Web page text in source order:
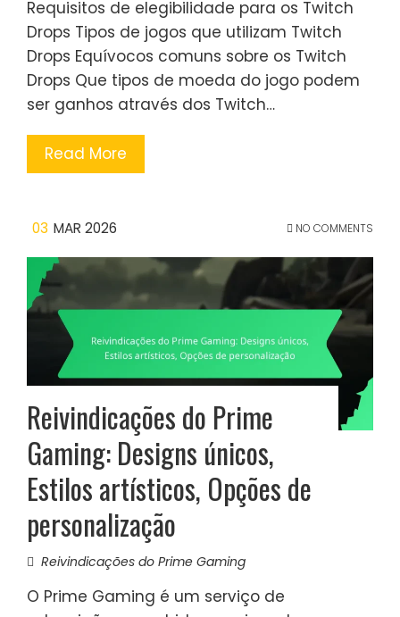
Requisitos de elegibilidade para os Twitch
Drops Tipos de jogos que utilizam Twitch
Drops Equívocos comuns sobre os Twitch
Drops Que tipos de moeda do jogo podem
ser ganhos através dos Twitch…
Read More
03 MAR 2026 NO COMMENTS
Reivindicações do Prime
Gaming: Designs únicos,
Estilos artísticos, Opções de
personalização
Reivindicações do Prime Gaming
O Prime Gaming é um serviço de